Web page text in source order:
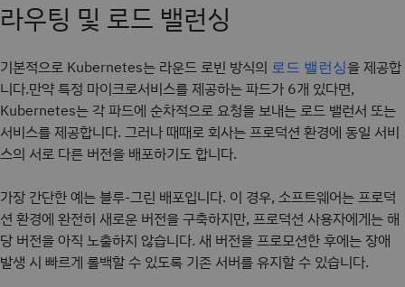
라우팅 및 로드 밸런싱
기본적으로 Kubernetes는 라운드 로빈 방식의 로드 밸런싱을 제공합
니다.만약 특정 마이크로서비스를 제공하는 파드가 6개 있다면,
Kubernetes는 각 파드에 순차적으로 요청을 보내는 로드 밸런서 또는
서비스를 제공합니다. 그러나 때때로 회사는 프로덕션 환경에 동일 서비
스의 서로 다른 버전을 배포하기도 합니다.
가장 간단한 예는 블루-그린 배포입니다. 이 경우, 소프트웨어는 프로덕
션 환경에 완전히 새로운 버전을 구축하지만, 프로덕션 사용자에게는 해
당 버전을 아직 노출하지 않습니다. 새 버전을 프로모션한 후에는 장애
발생 시 빠르게 롤백할 수 있도록 기존 서버를 유지할 수 있습니다.